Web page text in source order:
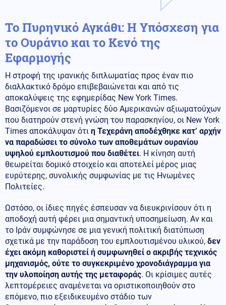
Το Πυρηνικό Αγκάθι: Η Υπόσχεση για
το Ουράνιο και το Κενό της
Εφαρμογής
Η στροφή της ιρανικής διπλωματίας προς έναν πιο
διαλλακτικό δρόμο επιβεβαιώνεται και από τις
αποκαλύψεις της εφημερίδας New York Times.
Βασιζόμενοι σε μαρτυρίες δύο Αμερικανών αξιωματούχων
που διατηρούν στενή γνώση του παρασκηνίου, οι New York
Times αποκάλυψαν ότι η Τεχεράνη αποδέχθηκε κατ’ αρχήν
να παραδώσει το σύνολο των αποθεμάτων ουρανίου
υψηλού εμπλουτισμού που διαθέτει. Η κίνηση αυτή
θεωρείται δομικό στοιχείο και αποτελεί μέρος μιας
ευρύτερης, συνολικής συμφωνίας με τις Ηνωμένες
Πολιτείες.
Ωστόσο, οι ίδιες πηγές έσπευσαν να διευκρινίσουν ότι η
αποδοχή αυτή φέρει μια σημαντική υποσημείωση. Αν και
το Ιράν συμφώνησε σε μια γενική πολιτική διατύπωση
σχετικά με την παράδοση του εμπλουτισμένου υλικού, δεν
έχει ακόμη καθοριστεί ή συμφωνηθεί ο ακριβής τεχνικός
μηχανισμός, ούτε το συγκεκριμένο χρονοδιάγραμμα για
την υλοποίηση αυτής της μεταφοράς. Οι κρίσιμες αυτές
λεπτομέρειες αναμένεται να οριστικοποιηθούν στο
επόμενο, πιο εξειδικευμένο στάδιο των